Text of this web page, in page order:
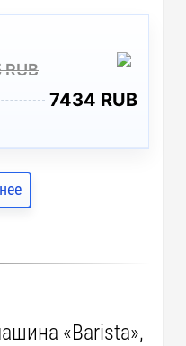
7434 RUB
«Barista»,